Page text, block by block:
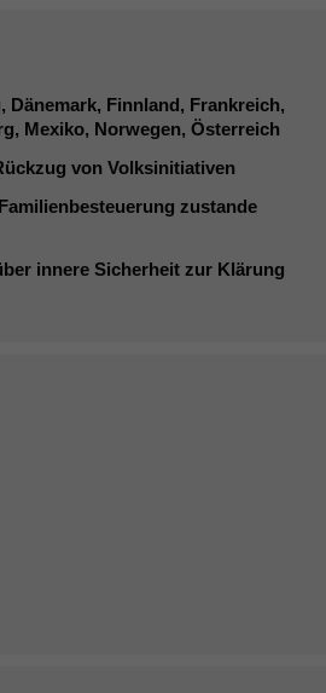
Dänemark, Finnland, Frankreich,
Mexiko, Norwegen, Österreich
von Volksinitiativen
zustande
innere Sicherheit zur Klärung